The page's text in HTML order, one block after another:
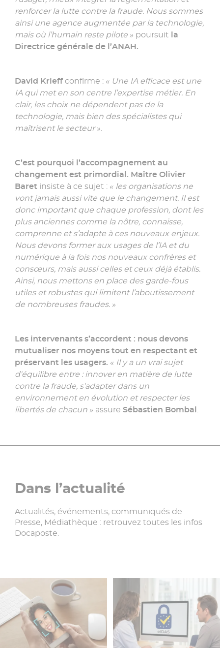
renforcer la lutte contre la fraude. Nous sommes
ainsi une agence augmentée par la technologie,
mais où l’humain reste pilote » poursuit la
Directrice générale de l’ANAH.
David Krieff confirme : « Une IA efficace est une
IA qui met en son centre l’expertise métier. En
clair, les choix ne dépendent pas de la
technologie, mais bien des spécialistes qui
maîtrisent le secteur ».
C’est pourquoi l’accompagnement au
changement est primordial. Maître Olivier
Baret insiste à ce sujet : « les organisations ne
vont jamais aussi vite que le changement. Il est
donc important que chaque profession, dont les
plus anciennes comme la nôtre, connaisse,
comprenne et s’adapte à ces nouveaux enjeux.
Nous devons former aux usages de l’IA et du
numérique à la fois nos nouveaux confrères et
consœurs, mais aussi celles et ceux déjà établis.
Ainsi, nous mettons en place des garde-fous
utiles et robustes qui limitent l’aboutissement
de nombreuses fraudes. »
Les intervenants s’accordent : nous devons
mutualiser nos moyens tout en respectant et
préservant les usagers. « Il y a un vrai sujet
d'équilibre entre : innover en matière de lutte
contre la fraude, s'adapter dans un
environnement en évolution et respecter les
libertés de chacun » assure Sébastien Bombal.
Dans l’actualité
Actualités, événements, communiqués de
Presse, Médiathèque : retrouvez toutes les infos
Docaposte.